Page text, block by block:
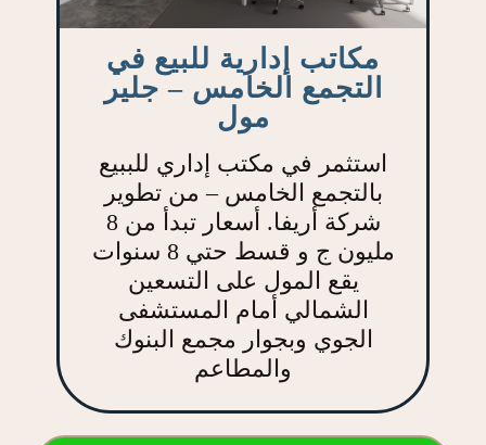
مكاتب إدارية للبيع في
التجمع الخامس – جلير
مول
استثمر في مكتب إداري للببيع
بالتجمع الخامس – من تطوير
شركة أريفا. أسعار تبدأ من 8
مليون ج و قسط حتي 8 سنوات
يقع المول على التسعين
الشمالي أمام المستشفى
الجوي وبجوار مجمع البنوك
والمطاعم